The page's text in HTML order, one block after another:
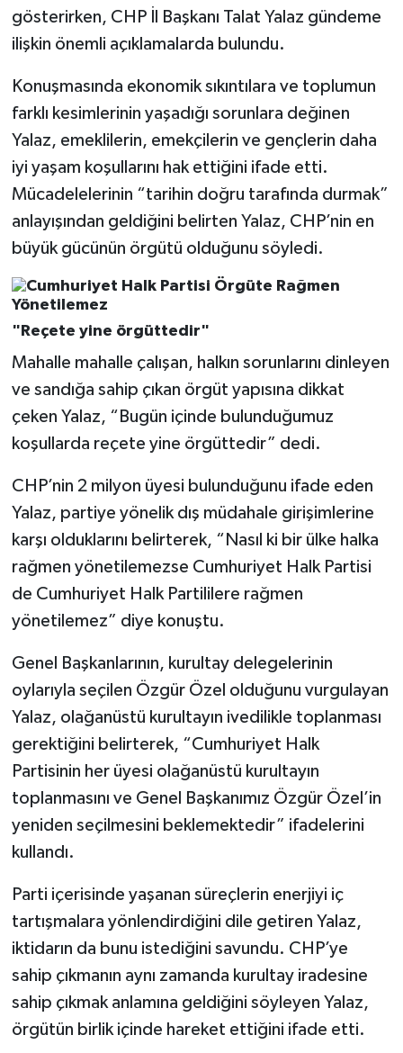
gösterirken, CHP İl Başkanı Talat Yalaz gündeme
ilişkin önemli açıklamalarda bulundu.
Konuşmasında ekonomik sıkıntılara ve toplumun
farklı kesimlerinin yaşadığı sorunlara değinen
Yalaz, emeklilerin, emekçilerin ve gençlerin daha
iyi yaşam koşullarını hak ettiğini ifade etti.
Mücadelelerinin “tarihin doğru tarafında durmak”
anlayışından geldiğini belirten Yalaz, CHP’nin en
büyük gücünün örgütü olduğunu söyledi.
"Reçete yine örgüttedir"
Mahalle mahalle çalışan, halkın sorunlarını dinleyen
ve sandığa sahip çıkan örgüt yapısına dikkat
çeken Yalaz, “Bugün içinde bulunduğumuz
koşullarda reçete yine örgüttedir” dedi.
CHP’nin 2 milyon üyesi bulunduğunu ifade eden
Yalaz, partiye yönelik dış müdahale girişimlerine
karşı olduklarını belirterek, “Nasıl ki bir ülke halka
rağmen yönetilemezse Cumhuriyet Halk Partisi
de Cumhuriyet Halk Partililere rağmen
yönetilemez” diye konuştu.
Genel Başkanlarının, kurultay delegelerinin
oylarıyla seçilen Özgür Özel olduğunu vurgulayan
Yalaz, olağanüstü kurultayın ivedilikle toplanması
gerektiğini belirterek, “Cumhuriyet Halk
Partisinin her üyesi olağanüstü kurultayın
toplanmasını ve Genel Başkanımız Özgür Özel’in
yeniden seçilmesini beklemektedir” ifadelerini
kullandı.
Parti içerisinde yaşanan süreçlerin enerjiyi iç
tartışmalara yönlendirdiğini dile getiren Yalaz,
iktidarın da bunu istediğini savundu. CHP’ye
sahip çıkmanın aynı zamanda kurultay iradesine
sahip çıkmak anlamına geldiğini söyleyen Yalaz,
örgütün birlik içinde hareket ettiğini ifade etti.